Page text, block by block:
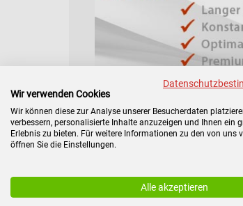
Ersatzbatterie für
Für AdPoS Modelle:
Produktgruppe:
Wir verwenden Cookies
Wir können diese zur Analyse unserer Besucherdaten
verbessern, personalisierte Inhalte anzuzeigen und Ihnen ein
Erlebnis zu bieten. Für weitere Informationen zu den von uns
öffnen Sie die Einstellungen.
Alle akzeptieren